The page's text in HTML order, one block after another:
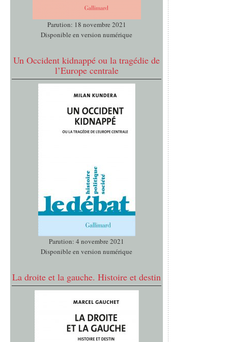
Parution: 18 novembre 2021
Disponible en version numérique
Un Occident kidnappé ou la tragédie de
l’Europe centrale
Parution: 4 novembre 2021
Disponible en version numérique
La droite et la gauche. Histoire et destin